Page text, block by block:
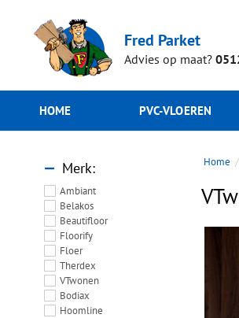
Fred Parket
Advies op maat?
HOME PVC-VLOEREN
Merk
Ambiant
Belakos
Beautifloor
Floorify
Floer
Therdex
VTwonen
Bodiax
Hoomline
Home